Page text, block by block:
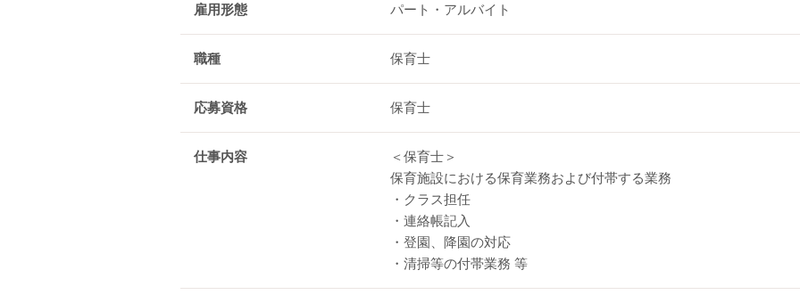
雇用形態 パート・アルバイト
職種 保育士
応募資格 保育士
仕事内容
＜保育士＞
保育施設における保育業務および付帯する業務
・クラス担任
・連絡帳記入
・登園、降園の対応
・清掃等の付帯業務 等